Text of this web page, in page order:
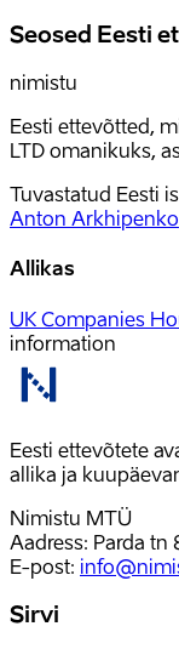
Seosed Eesti
nimistu
Eesti ettevõtted,
LTD omanikuks,
Tuvastatud Eesti
Anton Arkhipenko
Allikas
UK Companies
information
Eesti ettevõtete
allika ja
Nimistu MTÜ
Aadress: Parda tn
E-post:
Sirvi